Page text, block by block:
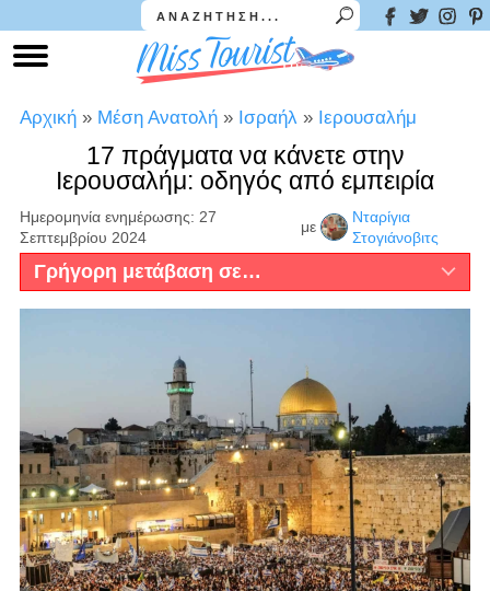
Αρχική » Μέση Ανατολή » Ισραήλ » Ιερουσαλήμ
17 πράγματα να κάνετε στην
Ιερουσαλήμ: οδηγός από εμπειρία
Ημερομηνία ενημέρωσης: 27
Σεπτεμβρίου 2024
με
Νταρίγια
Στογιάνοβιτς
Γρήγορη μετάβαση σε…